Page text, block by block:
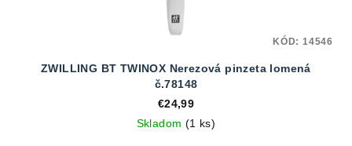
ZWILLING BT TWINOX Nerezová pinzeta lomená
č.78148
€24,99
Skladom (1 ks)
KÓD: 14546